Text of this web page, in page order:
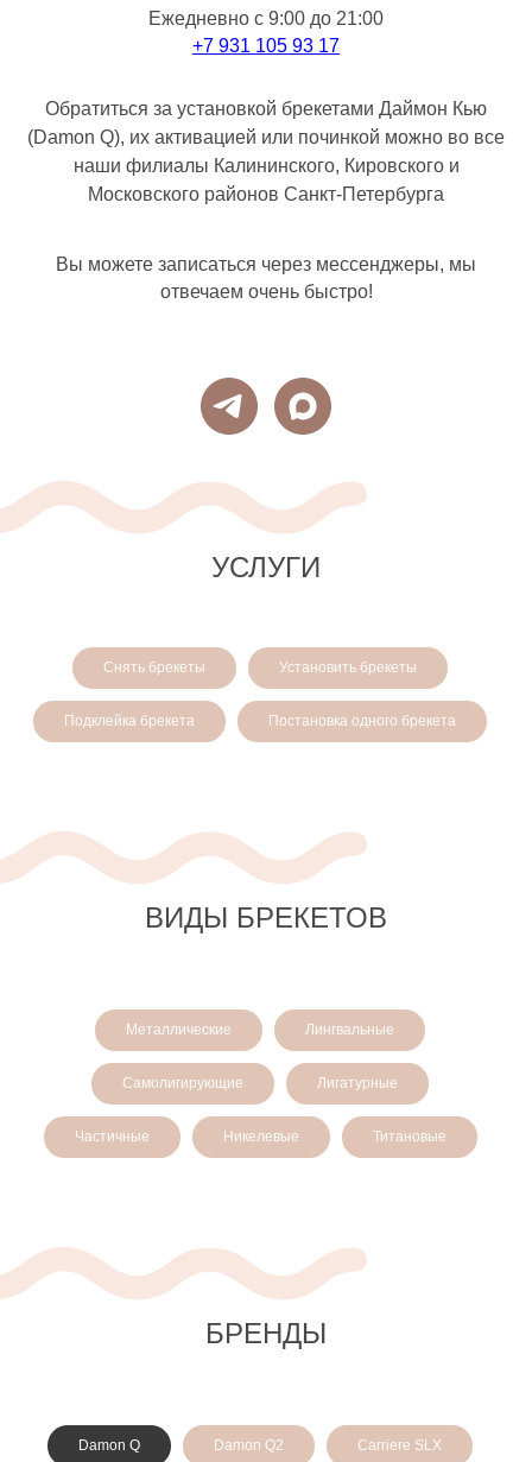
Ежедневно с 9:00 до 21:00
+7 931 105 93 17
Обратиться за установкой брекетами Даймон Кью
(Damon Q), их активацией или починкой можно во все
наши филиалы Калининского, Кировского и
Московского районов Санкт-Петербурга
Вы можете записаться через мессенджеры, мы
отвечаем очень быстро!
УСЛУГИ
Снять брекеты Установить брекеты
Подклейка брекета Постановка одного брекета
ВИДЫ БРЕКЕТОВ
Металлические Лингвальные
Самолигирующие Лигатурные
Частичные Никелевые Титановые
БРЕНДЫ
Damon Q Damon Q2 Carriere SLX